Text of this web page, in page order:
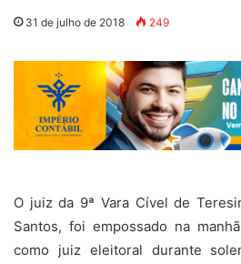
31 de julho de 2018 249
O juiz da 9ª Vara Cível de
Santos, foi empossado na
como juiz eleitoral durante